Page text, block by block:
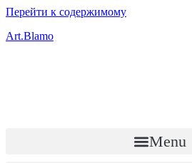
Перейти к содержимому
Art.Blamo
Menu